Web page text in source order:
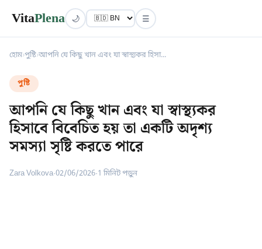
VitaPlena 🌙 ☰
হোম›পুষ্টি›আপনি যে কিছু খান এবং যা স্বাস্থ্যকর হিসা...
পুষ্টি
আপনি যে কিছু খান এবং যা স্বাস্থ্যকর
হিসাবে বিবেচিত হয় তা একটি অদৃশ্য
সমস্যা সৃষ্টি করতে পারে
Zara Volkova·02/06/2026·1 মিনিট পড়ুন